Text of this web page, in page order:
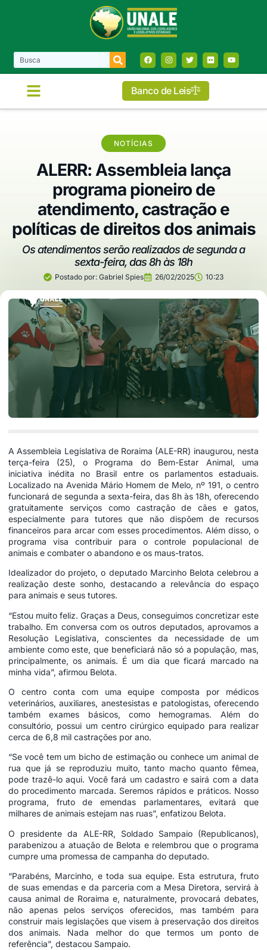
Banco de Leis
NOTÍCIAS
ALERR: Assembleia lança
programa pioneiro de
atendimento, castração e
políticas de direitos dos animais
Os atendimentos serão realizados de segunda a
sexta-feira, das 8h às 18h
Postado por: Gabriel Spies 26/02/2025 10:23
A Assembleia Legislativa de Roraima (ALE-RR) inaugurou, nesta
terça-feira (25), o Programa do Bem-Estar Animal, uma
iniciativa inédita no Brasil entre os parlamentos estaduais.
Localizado na Avenida Mário Homem de Melo, nº 191, o centro
funcionará de segunda a sexta-feira, das 8h às 18h, oferecendo
gratuitamente serviços como castração de cães e gatos,
especialmente para tutores que não dispõem de recursos
financeiros para arcar com esses procedimentos. Além disso, o
programa visa contribuir para o controle populacional de
animais e combater o abandono e os maus-tratos.
Idealizador do projeto, o deputado Marcinho Belota celebrou a
realização deste sonho, destacando a relevância do espaço
para animais e seus tutores.
“Estou muito feliz. Graças a Deus, conseguimos concretizar este
trabalho. Em conversa com os outros deputados, aprovamos a
Resolução Legislativa, conscientes da necessidade de um
ambiente como este, que beneficiará não só a população, mas,
principalmente, os animais. É um dia que ficará marcado na
minha vida”, afirmou Belota.
O centro conta com uma equipe composta por médicos
veterinários, auxiliares, anestesistas e patologistas, oferecendo
também exames básicos, como hemogramas. Além do
consultório, possui um centro cirúrgico equipado para realizar
cerca de 6,8 mil castrações por ano.
“Se você tem um bicho de estimação ou conhece um animal de
rua que já se reproduziu muito, tanto macho quanto fêmea,
pode trazê-lo aqui. Você fará um cadastro e sairá com a data
do procedimento marcada. Seremos rápidos e práticos. Nosso
programa, fruto de emendas parlamentares, evitará que
milhares de animais estejam nas ruas”, enfatizou Belota.
O presidente da ALE-RR, Soldado Sampaio (Republicanos),
parabenizou a atuação de Belota e relembrou que o programa
cumpre uma promessa de campanha do deputado.
“Parabéns, Marcinho, e toda sua equipe. Esta estrutura, fruto
de suas emendas e da parceria com a Mesa Diretora, servirá à
causa animal de Roraima e, naturalmente, provocará debates,
não apenas pelos serviços oferecidos, mas também para
construir mais legislações que visem à preservação dos direitos
dos animais. Nada melhor do que termos um ponto de
referência”, destacou Sampaio.